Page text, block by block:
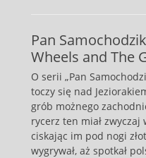
Pan
Wheels and The
O serii „Pan
toczy się nad
grób możnego
rycerz ten miał
ciskając im pod nogi
wygrywał, aż spotkał